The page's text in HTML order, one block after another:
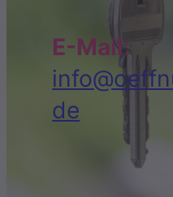
E-Mail:
de